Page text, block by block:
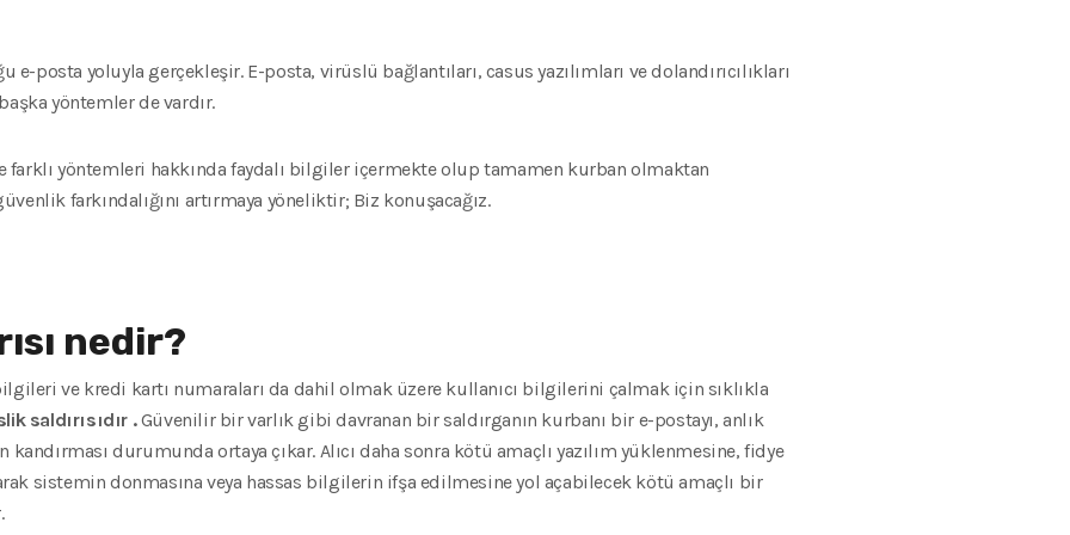
e-posta yoluyla gerçekleşir. E-posta, virüslü bağlantıları, casus yazılımları ve dolandırıcılıkları
yöntemler de vardır.
yöntemleri hakkında faydalı bilgiler içermekte olup tamamen kurban olmaktan
farkındalığını artırmaya yöneliktir; Biz konuşacağız.
nedir?
ve kredi kartı numaraları da dahil olmak üzere kullanıcı bilgilerini çalmak için sıklıkla
saldırısıdır .Güvenilir bir varlık gibi davranan bir saldırganın kurbanı bir e-postayı, anlık
kandırması durumunda ortaya çıkar. Alıcı daha sonra kötü amaçlı yazılım yüklenmesine, fidye
sistemin donmasına veya hassas bilgilerin ifşa edilmesine yol açabilecek kötü amaçlı bir